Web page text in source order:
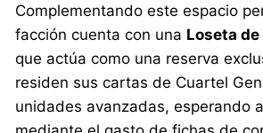
Complementando este espacio
facción cuenta con una Loseta
que actúa como una reserva
residen sus cartas de Cuartel
unidades avanzadas, esperando